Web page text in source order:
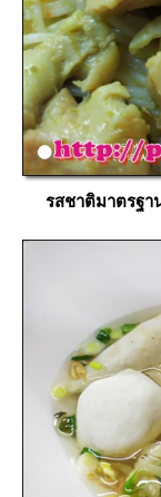
รสชาติมาตรฐ